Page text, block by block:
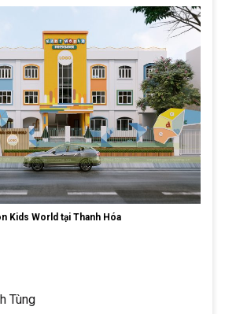
Kids World tại Thanh Hóa
Tùng